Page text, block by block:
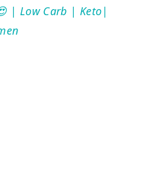
| Low Carb | Keto|